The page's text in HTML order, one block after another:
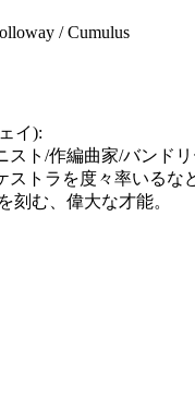
/ Cumulus
イ):
スト/作編曲家/バンド
トラを度々率いる
刻む、偉大な才能。